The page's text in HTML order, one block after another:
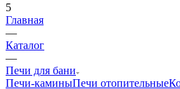
5
Главная
—
Каталог
—
Печи для бани
Печи-каминыПечи отопительные